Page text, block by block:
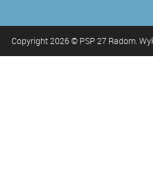
Copyright 2026© PSP 27 Radom.